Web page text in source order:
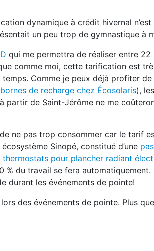
dynamique à crédit hivernal n’est
un peu trop de gymnastique à
qui me permettra de réaliser entre 22
comme moi, cette tarification est
Comme je peux déjà profiter de
de recharge chez Écosolaris),
partir de Saint-Jérôme ne me
ne pas trop consommer car le tarif
Sinopé, constitué d’une
thermostats pour plancher radiant
% du travail se fera automatiquement.
durant les événements de pointe!
des événements de pointe. Plus